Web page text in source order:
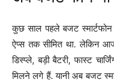
कुछ साल पहले बजट
ऐप्स तक सीमित था. लेकिन
डिस्प्ले, बड़ी बैटरी, फास्ट
मिलने लगे हैं. यानी अब बजट